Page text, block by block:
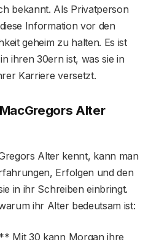
bekannt. Als Privatperson
Information vor den
geheim zu halten. Es ist
ihren 30ern ist, was sie in
Karriere versetzt.
Alter
Alter kennt, kann man
Erfolgen und den
in ihr Schreiben einbringt.
ihr Alter bedeutsam ist:
Mit 30 kann Morgan ihre